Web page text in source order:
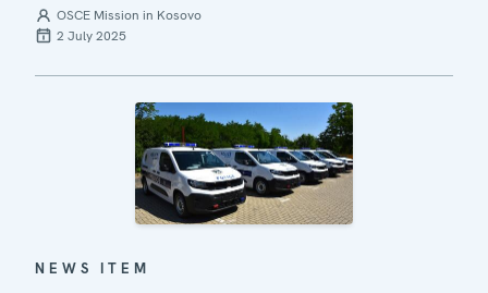
OSCE Mission in Kosovo
2 July 2025
NEWS ITEM